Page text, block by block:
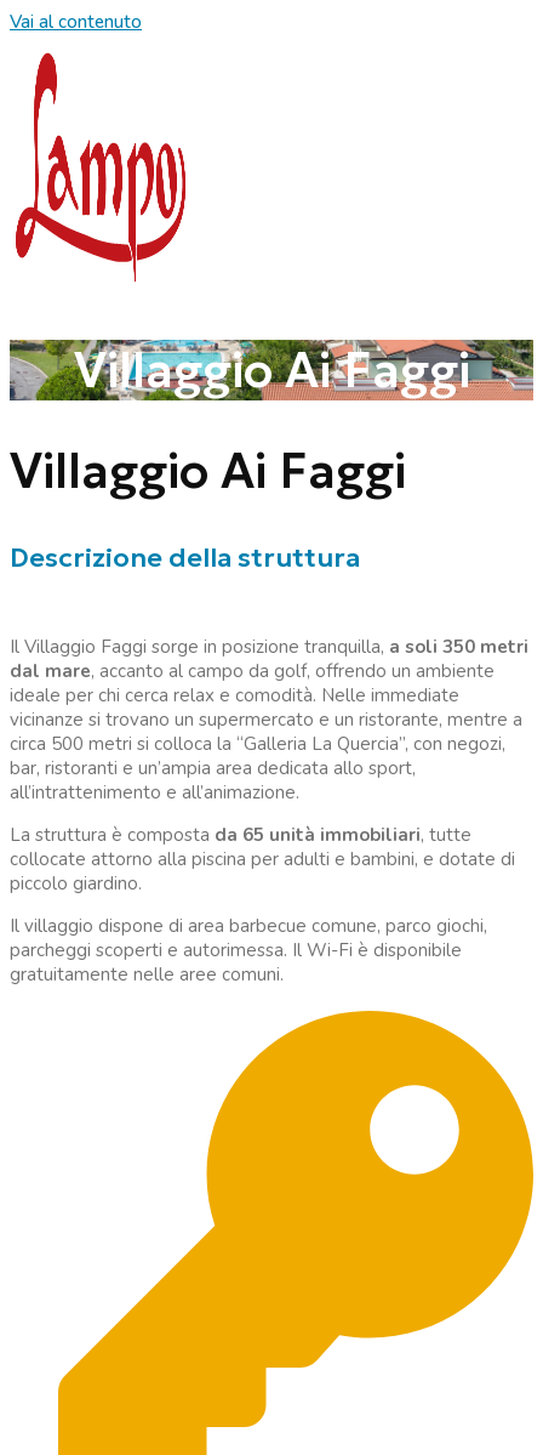
Vai al contenuto
Villaggio Ai Faggi
Villaggio Ai Faggi
Descrizione della struttura
Il Villaggio Faggi sorge in posizione tranquilla, a soli 350 metri
dal mare, accanto al campo da golf, offrendo un ambiente
ideale per chi cerca relax e comodità. Nelle immediate
vicinanze si trovano un supermercato e un ristorante, mentre a
circa 500 metri si colloca la “Galleria La Quercia”, con negozi,
bar, ristoranti e un’ampia area dedicata allo sport,
all’intrattenimento e all’animazione.
La struttura è composta da 65 unità immobiliari, tutte
collocate attorno alla piscina per adulti e bambini, e dotate di
piccolo giardino.
Il villaggio dispone di area barbecue comune, parco giochi,
parcheggi scoperti e autorimessa. Il Wi-Fi è disponibile
gratuitamente nelle aree comuni.